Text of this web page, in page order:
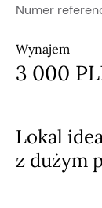
Numer
Lokal
z dużym
Wynajem
3 000